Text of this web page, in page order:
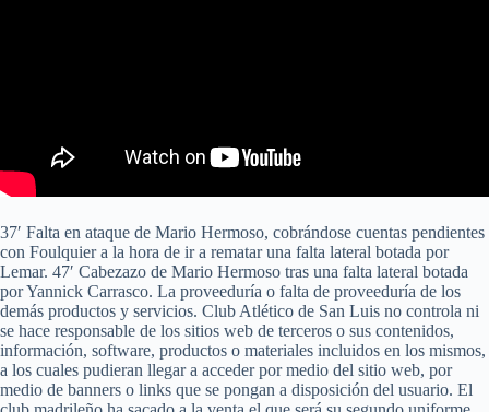
37′ Falta en ataque de Mario Hermoso, cobrándose cuentas pendientes
con Foulquier a la hora de ir a rematar una falta lateral botada por
Lemar. 47′ Cabezazo de Mario Hermoso tras una falta lateral botada
por Yannick Carrasco. La proveeduría o falta de proveeduría de los
demás productos y servicios. Club Atlético de San Luis no controla ni
se hace responsable de los sitios web de terceros o sus contenidos,
información, software, productos o materiales incluidos en los mismos,
a los cuales pudieran llegar a acceder por medio del sitio web, por
medio de banners o links que se pongan a disposición del usuario. El